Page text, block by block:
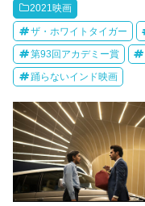
2021映画
ザ・ホワイトタイガー
第93回アカデミー賞
踊らないインド映画